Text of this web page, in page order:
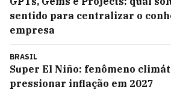
sentido para centralizar o
empresa
BRASIL
Super El Niño: fenômeno
pressionar inflação em 2027